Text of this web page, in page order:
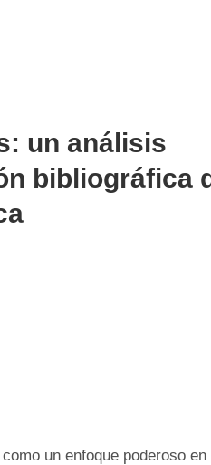
un análisis
bibliográfica
un enfoque poderoso en